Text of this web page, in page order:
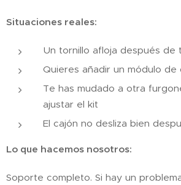
Situaciones reales:
Un tornillo afloja después de
Quieres añadir un módulo de
Te has mudado a otra
ajustar el kit
El cajón no desliza bien
Lo que hacemos nosotros:
Soporte completo. Si hay un